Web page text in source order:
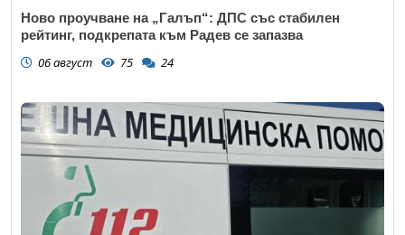
Ново проучване на „Галъп“: ДПС със стабилен
рейтинг, подкрепата към Радев се запазва
06 август 75 24